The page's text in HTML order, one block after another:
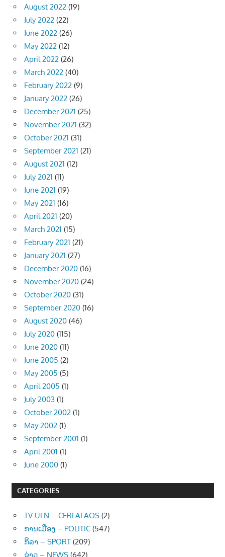
August 2022 (19)
July 2022 (22)
June 2022 (26)
May 2022 (12)
April 2022 (26)
March 2022 (40)
February 2022 (9)
January 2022 (26)
December 2021 (25)
November 2021 (32)
October 2021 (31)
September 2021 (21)
August 2021 (12)
July 2021 (11)
June 2021 (19)
May 2021 (16)
April 2021 (20)
March 2021 (15)
February 2021 (21)
January 2021 (27)
December 2020 (16)
November 2020 (24)
October 2020 (31)
September 2020 (16)
August 2020 (46)
July 2020 (115)
June 2020 (11)
June 2005 (2)
May 2005 (5)
April 2005 (1)
July 2003 (1)
October 2002 (1)
May 2002 (1)
September 2001 (1)
April 2001 (1)
June 2000 (1)
CATEGORIES
TV ULN – CERLALAOS (2)
ການເມືອງ – POLITIC (547)
ກິລາ – SPORT (209)
ຂ່າວ – NEWS (642)